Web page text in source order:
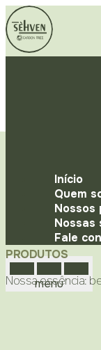
Início
Quem
Nossos
Nossas
Fale
menu
PRODUTOS
Nossa essência: